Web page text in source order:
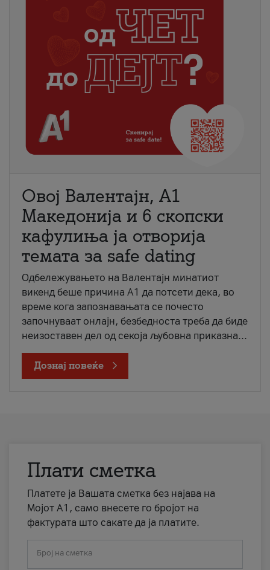
Овој Валентајн, A1
Македонија и 6 скопски
кафулиња ја отворија
темата за safe dating
Одбележувањето на Валентајн минатиот
викенд беше причина А1 да потсети дека, во
време кога запознавањата се почесто
започнуваат онлајн, безбедноста треба да биде
неизоставен дел од секоја љубовна приказна...
Дознај повеќе
Плати сметка
Платете ја Вашата сметка без најава на
Мојот А1, само внесете го бројот на
фактурата што сакате да ја платите.
Број на сметка